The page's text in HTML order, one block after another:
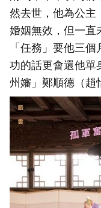
然去世，他為公主
婚姻無效，但一直
「任務」要他三
功的話更會還他單
州嬸」鄭順德（趙